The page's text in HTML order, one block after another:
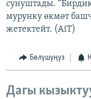
ЭЕ/АРнун бардык
сунуштады.
мурунку өкмөт
жетектейт. (AiT)
Бөлүшүңүз
Дагы